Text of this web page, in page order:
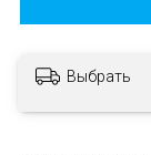
Выбрать